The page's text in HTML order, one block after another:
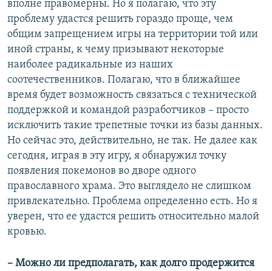
вполне правомерны. Но я полагаю, что эту
проблему удастся решить гораздо проще, чем
общим запрещением игры на территории той или
иной страны, к чему призывают некоторые
наиболее радикальные из наших
соотечественников. Полагаю, что в ближайшее
время будет возможность связаться с технической
поддержкой и командой разработчиков – просто
исключить такие трепетные точки из базы данных.
Но сейчас это, действительно, не так. Не далее как
сегодня, играя в эту игру, я обнаружил точку
появления покемонов во дворе одного
православного храма. Это выглядело не слишком
привлекательно. Проблема определенно есть. Но я
уверен, что ее удастся решить относительно малой
кровью.
– Можно ли предполагать, как долго продержится